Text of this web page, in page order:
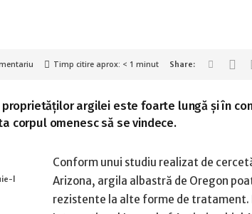
Timp citire aprox: < 1 minut
argilei este foarte lungă și în
corpul omenesc să se vindece.
Conform unui studiu realizat de
Arizona, argila albastră de Oregon
rezistente la alte forme de